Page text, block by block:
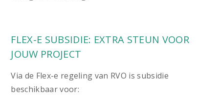
FLEX-E SUBSIDIE: EXTRA STEUN VOOR
JOUW PROJECT
Via de Flex-e regeling van RVO is subsidie
beschikbaar voor: